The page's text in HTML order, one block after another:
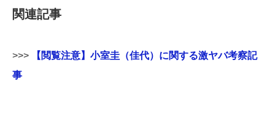
関連記事
>>>
【閲覧注意】小室圭（佳代）に関する激ヤバ考察記
事